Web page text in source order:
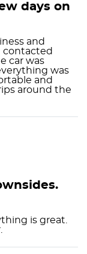
days on
and
contacted
car was
was
and
around the
is great.